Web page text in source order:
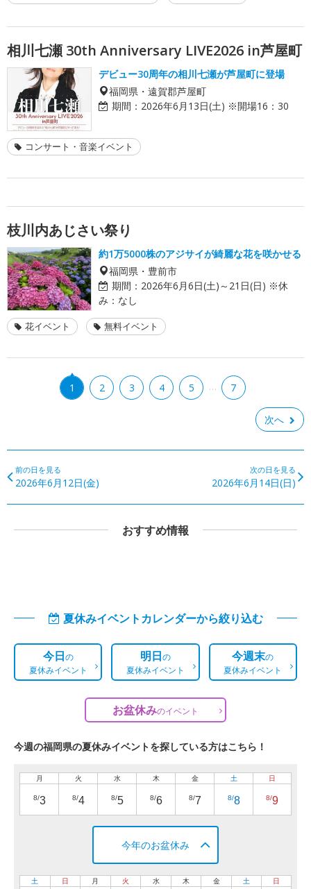
相川七瀬 30th Anniversary LIVE2026 in芦屋町
デビュー30周年の相川七瀬が芦屋町に登場
福岡県・遠賀郡芦屋町
期間： 2026年6月13日(土) ※開場16：30
コンサート・音楽イベント
枝川内あじさい祭り
約1万5000株のアジサイが綺麗な花を咲かせる
福岡県・豊前市
期間： 2026年6月6日(土)～21日(日) ※休
み：なし
花イベント 無料イベント
1 2 3 4 5 … 7
次へ
前の日を見る
2026年6月12日(金)
次の日を見る
2026年6月14日(日)
おすすめ情報
夏休みイベントカレンダーから絞り込む
今日の
夏休みイベント
明日の
夏休みイベント
今週末の
夏休みイベント
お盆休みのイベント
今週の福岡県の夏休みイベントを探している方はこちら！
月
8/3
火
8/4
水
8/5
木
8/6
金
8/7
土
8/8
日
8/9
今年のお盆休み
土 日 月 火 水 木 金 土 日